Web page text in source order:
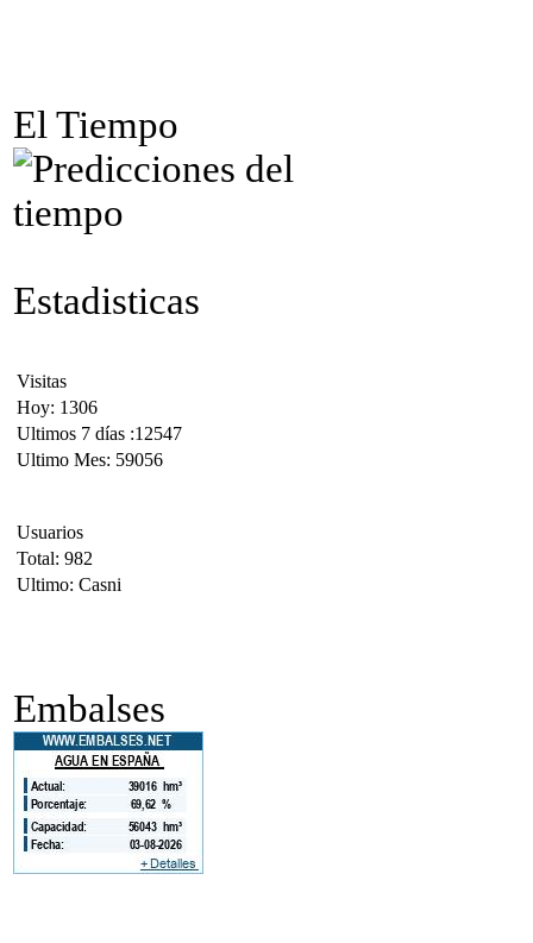
El Tiempo
Estadisticas
Visitas
Hoy: 1306
Ultimos 7 días :12547
Ultimo Mes: 59056
Usuarios
Total: 982
Ultimo: Casni
Embalses